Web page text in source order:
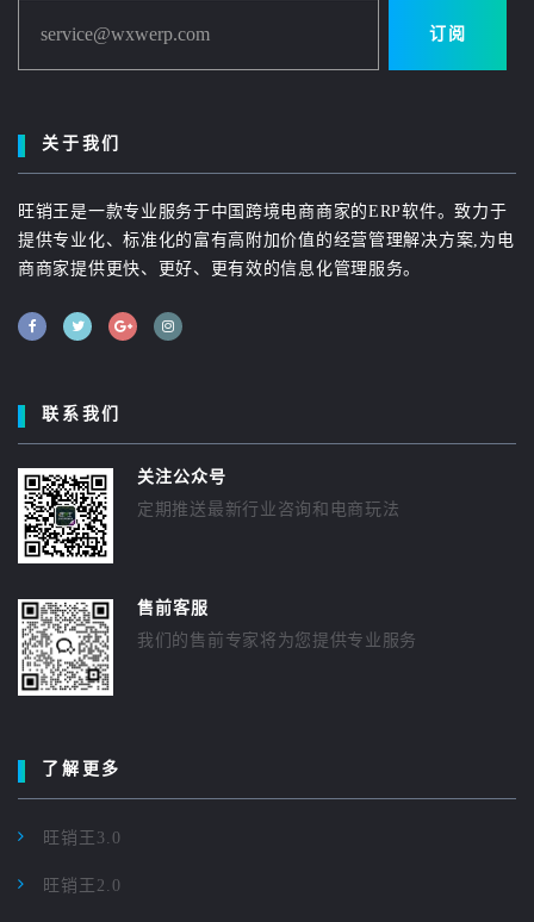
service@wxwerp.com 订阅
关于我们
旺销王是一款专业服务于中国跨境电商商家的ERP软件。致力于
提供专业化、标准化的富有高附加价值的经营管理解决方案,为电
商商家提供更快、更好、更有效的信息化管理服务。
联系我们
关注公众号
定期推送最新行业咨询和电商玩法
售前客服
我们的售前专家将为您提供专业服务
了解更多
旺销王3.0
旺销王2.0